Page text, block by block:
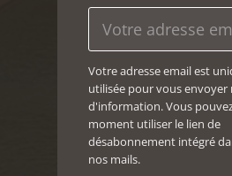
Votre adresse email est
utilisée pour vous
d'information. Vous
moment utiliser le lien de
désabonnement intégré
nos mails.